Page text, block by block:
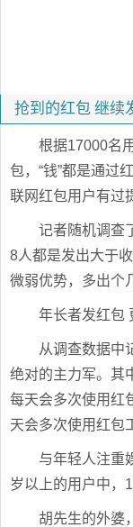
抢到的红包 继续
根据17000名
包，“钱”都是通过
联网红包用户有过
记者随机调查
8人都是发出大于
微弱优势，多出个
年长者发红包
从调查数据中
绝对的主力军。其
每天会多次使用红
天会多次使用红包
与年轻人注重
岁以上的用户中，
胡先生的外婆